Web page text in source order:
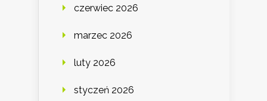
czerwiec 2026
marzec 2026
luty 2026
styczeń 2026